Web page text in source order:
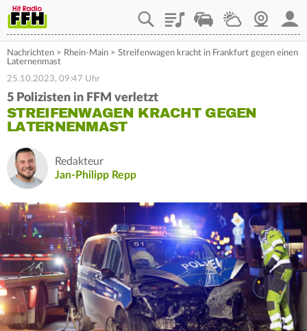
PlaylistStaupilotWetterWebcam
Nachrichten > Rhein-Main > Streifenwagen kracht in Frankfurt gegen einen
Laternenmast
25.10.2023, 09:47 Uhr
5 Polizisten in FFM verletzt
STREIFENWAGEN KRACHT GEGEN
LATERNENMAST
Redakteur
Jan-Philipp Repp